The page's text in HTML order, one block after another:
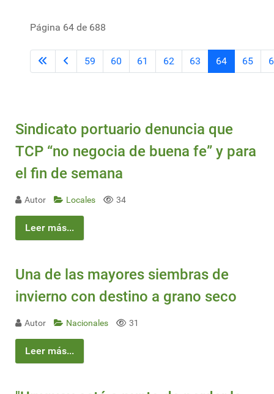
Página 64 de 688
59 60 61 62 63 64 65
Sindicato portuario denuncia que
TCP “no negocia de buena fe” y para
el fin de semana
Autor Locales 34
Leer más...
Una de las mayores siembras de
invierno con destino a grano seco
Autor Nacionales 31
Leer más...